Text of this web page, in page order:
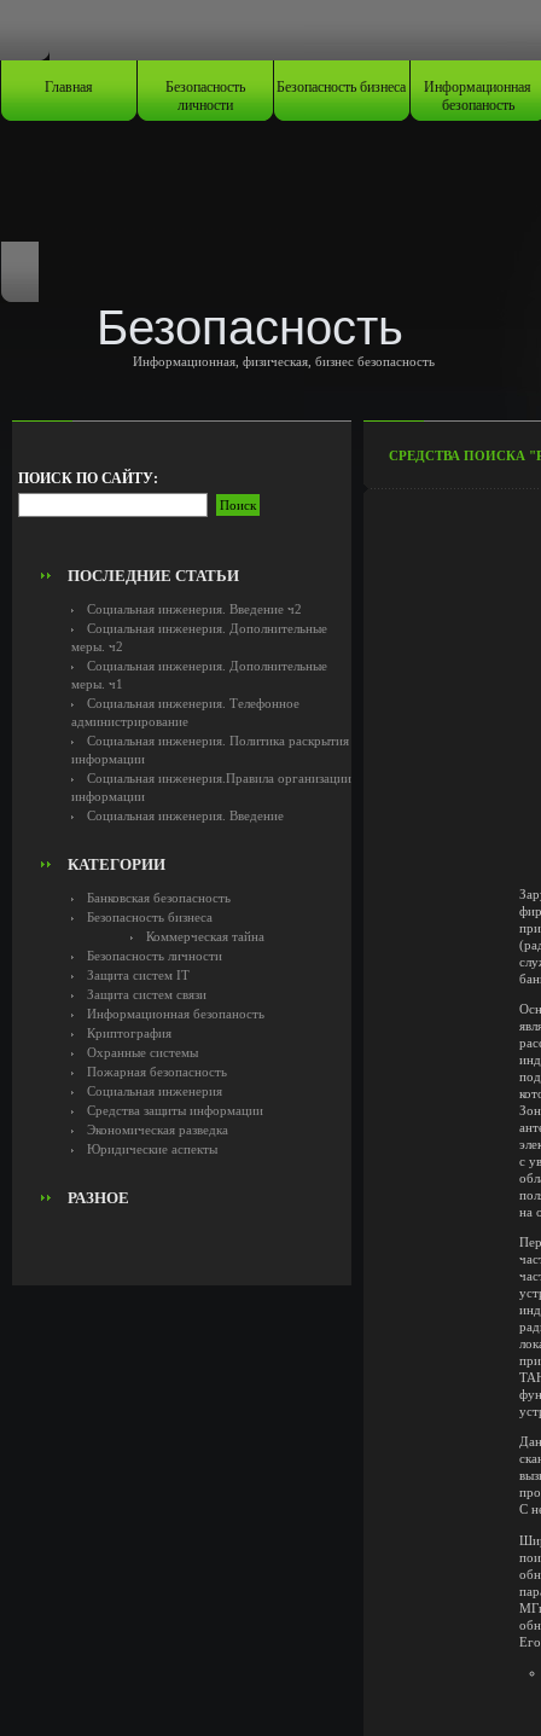
Главная Безопасность
личности
Безопасность бизнеса Информационная
безопаность
Безопасность
Информационная, физическая, бизнес безопасность
ПОИСК ПО САЙТУ:
ПОСЛЕДНИЕ СТАТЬИ
Социальная инженерия. Введение ч2
Социальная инженерия. Дополнительные
меры. ч2
Социальная инженерия. Дополнительные
меры. ч1
Социальная инженерия. Телефонное
администрирование
Социальная инженерия. Политика раскрытия
информации
Социальная инженерия.Правила организации
информации
Социальная инженерия. Введение
КАТЕГОРИИ
Банковская безопасность
Безопасность бизнеса
Коммерческая тайна
Безопасность личности
Защита систем IT
Защита систем связи
Информационная безопаность
Криптография
Охранные системы
Пожарная безопасность
Социальная инженерия
Средства защиты информации
Экономическая разведка
Юридические аспекты
РАЗНОЕ
СРЕДСТВА ПОИСКА
с
на
С